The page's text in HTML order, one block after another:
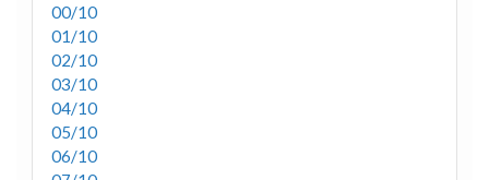
00/10
01/10
02/10
03/10
04/10
05/10
06/10